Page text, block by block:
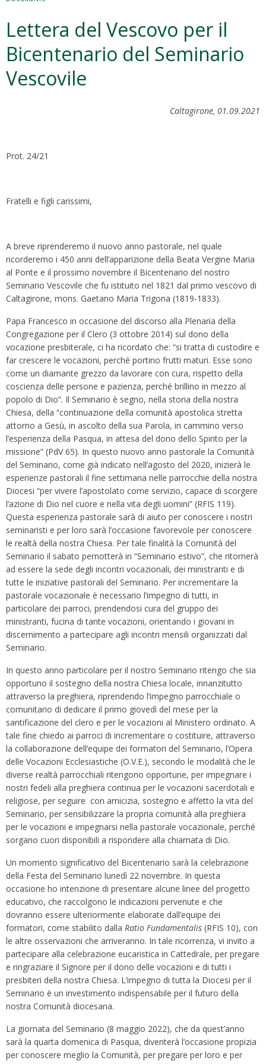
Lettera del Vescovo per il
Bicentenario del Seminario
Vescovile
Caltagirone, 01.09.2021
Prot. 24/21
Fratelli e figli carissimi,
A breve riprenderemo il nuovo anno pastorale, nel quale
ricorderemo i 450 anni dell’apparizione della Beata Vergine Maria
al Ponte e il prossimo novembre il Bicentenario del nostro
Seminario Vescovile che fu istituito nel 1821 dal primo vescovo di
Caltagirone, mons. Gaetano Maria Trigona (1819-1833).
Papa Francesco in occasione del discorso alla Plenaria della
Congregazione per il Clero (3 ottobre 2014) sul dono della
vocazione presbiterale, ci ha ricordato che: “si tratta di custodire e
far crescere le vocazioni, perché portino frutti maturi. Esse sono
come un diamante grezzo da lavorare con cura, rispetto della
coscienza delle persone e pazienza, perché brillino in mezzo al
popolo di Dio”. Il Seminario è segno, nella storia della nostra
Chiesa, della “continuazione della comunità apostolica stretta
attorno a Gesù, in ascolto della sua Parola, in cammino verso
l’esperienza della Pasqua, in attesa del dono dello Spirito per la
missione” (PdV 65). In questo nuovo anno pastorale la Comunità
del Seminario, come già indicato nell’agosto del 2020, inizierà le
esperienze pastorali il fine settimana nelle parrocchie della nostra
Diocesi “per vivere l’apostolato come servizio, capace di scorgere
l’azione di Dio nel cuore e nella vita degli uomini” (RFIS 119).
Questa esperienza pastorale sarà di aiuto per conoscere i nostri
seminaristi e per loro sarà l’occasione favorevole per conoscere
le realtà della nostra Chiesa. Per tale finalità la Comunità del
Seminario il sabato pernotterà in “Seminario estivo”, che ritornerà
ad essere la sede degli incontri vocazionali, dei ministranti e di
tutte le iniziative pastorali del Seminario. Per incrementare la
pastorale vocazionale è necessario l’impegno di tutti, in
particolare dei parroci, prendendosi cura del gruppo dei
ministranti, fucina di tante vocazioni, orientando i giovani in
discernimento a partecipare agli incontri mensili organizzati dal
Seminario.
In questo anno particolare per il nostro Seminario ritengo che sia
opportuno il sostegno della nostra Chiesa locale, innanzitutto
attraverso la preghiera, riprendendo l’impegno parrocchiale o
comunitario di dedicare il primo giovedì del mese per la
santificazione del clero e per le vocazioni al Ministero ordinato. A
tale fine chiedo ai parroci di incrementare o costituire, attraverso
la collaborazione dell’equipe dei formatori del Seminario, l’Opera
delle Vocazioni Ecclesiastiche (O.V.E.), secondo le modalità che le
diverse realtà parrocchiali ritengono opportune, per impegnare i
nostri fedeli alla preghiera continua per le vocazioni sacerdotali e
religiose, per seguire con amicizia, sostegno e affetto la vita del
Seminario, per sensibilizzare la propria comunità alla preghiera
per le vocazioni e impegnarsi nella pastorale vocazionale, perché
sorgano cuori disponibili a rispondere alla chiamata di Dio.
Un momento significativo del Bicentenario sarà la celebrazione
della Festa del Seminario lunedì 22 novembre. In questa
occasione ho intenzione di presentare alcune linee del progetto
educativo, che raccolgono le indicazioni pervenute e che
dovranno essere ulteriormente elaborate dall’equipe dei
formatori, come stabilito dalla Ratio Fundamentalis (RFIS 10), con
le altre osservazioni che arriveranno. In tale ricorrenza, vi invito a
partecipare alla celebrazione eucaristica in Cattedrale, per pregare
e ringraziare il Signore per il dono delle vocazioni e di tutti i
presbiteri della nostra Chiesa. L’impegno di tutta la Diocesi per il
Seminario è un investimento indispensabile per il futuro della
nostra Comunità diocesana.
La giornata del Seminario (8 maggio 2022), che da quest’anno
sarà la quarta domenica di Pasqua, diventerà l’occasione propizia
per conoscere meglio la Comunità, per pregare per loro e per